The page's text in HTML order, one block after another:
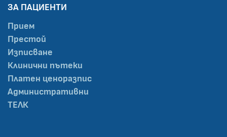
ЗА ПАЦИЕНТИ
Прием
Престой
Изписване
Клинични пътеки
Платен ценоразпис
Административни
ТЕЛК